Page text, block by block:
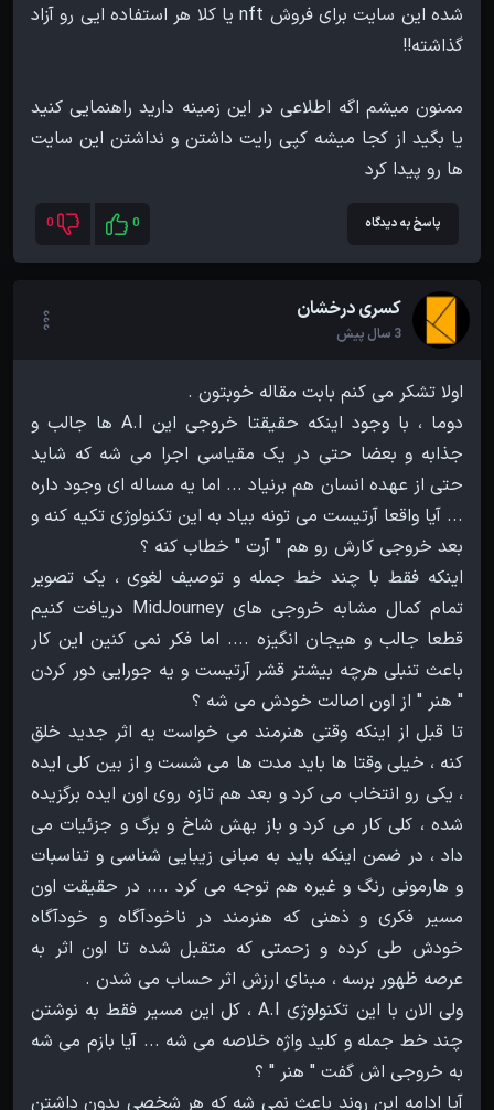
شده این سایت برای فروش nft یا کلا هر استفاده ایی رو آزاد
ممنون میشم اگه اطلاعی در این زمینه دارید راهنمایی کنید
یا بگید از کجا میشه کپی رایت داشتن و نداشتن این سایت
ها رو پیدا کرد
پاسخ به دیدگاه 0
0
کسری درخشان
3 سال پیش
دوما ، با وجود اینکه حقیقتا خروجی این A.I ها جالب و
جذابه و بعضا حتی در یک مقیاسی اجرا می شه که شاید
حتی از عهده انسان هم برنیاد ... اما یه مساله ای وجود داره
... آیا واقعا آرتیست می تونه بیاد به این تکنولوژی تکیه کنه و
اینکه فقط با چند خط جمله و توصیف لغوی ، یک تصویر
تمام کمال مشابه خروجی های MidJourney دریافت کنیم
قطعا جالب و هیجان انگیزه .... اما فکر نمی کنین این کار
باعث تنبلی هرچه بیشتر قشر آرتیست و یه جورایی دور کردن
تا قبل از اینکه وقتی هنرمند می خواست یه اثر جدید خلق
کنه ، خیلی وقتا ها باید مدت ها می شست و از بین کلی ایده
، یکی رو انتخاب می کرد و بعد هم تازه روی اون ایده برگزیده
شده ، کلی کار می کرد و باز بهش شاخ و برگ و جزئیات می
داد ، در ضمن اینکه باید به مبانی زیبایی شناسی و تناسبات
و هارمونی رنگ و غیره هم توجه می کرد .... در حقیقت اون
مسیر فکری و ذهنی که هنرمند در ناخودآگاه و خودآگاه
خودش طی کرده و زحمتی که متقبل شده تا اون اثر به
ولی الان با این تکنولوژی A.I ، کل این مسیر فقط به نوشتن
چند خط جمله و کلید واژه خلاصه می شه ... آیا بازم می شه
آیا ادامه این روند باعث نمی شه که هر شخصی بدون داشتن